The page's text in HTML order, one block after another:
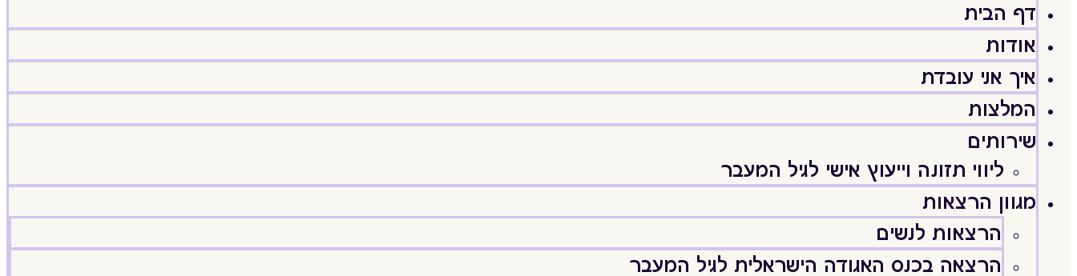
דף הבית
אודות
איך אני עובדת
המלצות
שירותים
ליווי תזונה וייעוץ אישי לגיל המעבר
מגוון הרצאות
הרצאות לנשים
הרצאה בכנס האגודה הישראלית לגיל המעבר